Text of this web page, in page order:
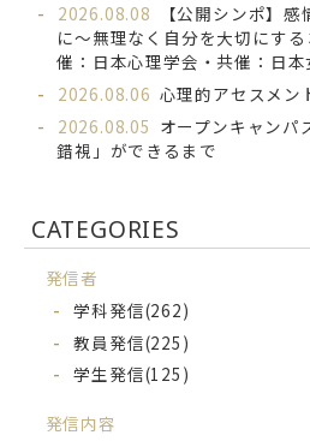
2026.08.08
【公開シンポ】
に～無理なく自分を大切にす
催：日本心理学会・共催：日本
2026.08.06 心理的アセスメン
2026.08.05 オープンキャンパ
錯視」ができるまで
CATEGORIES
発信者
学科発信(262)
教員発信(225)
学生発信(125)
発信内容